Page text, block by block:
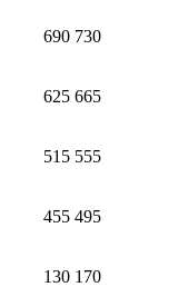
690 730
625 665
515 555
455 495
130 170